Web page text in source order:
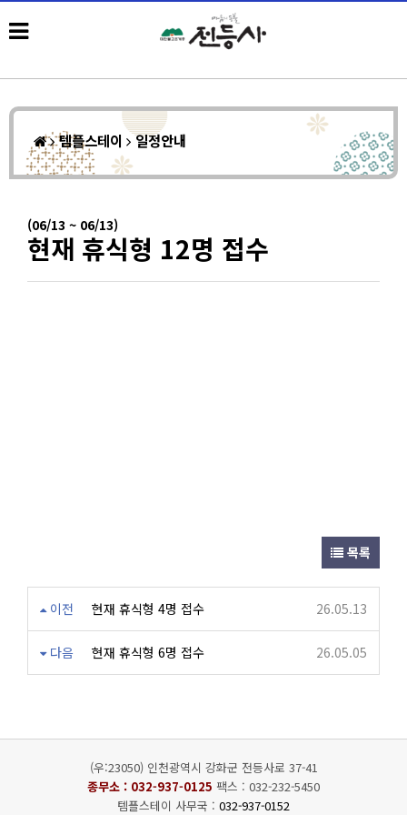
템플스테이 일정안내
(06/13 ~ 06/13)
현재 휴식형 12명 접수
목록
이전 현재 휴식형 4명 접수 26.05.13
다음 현재 휴식형 6명 접수 26.05.05
(우:23050) 인천광역시 강화군 전등사로 37-41
종무소 : 032-937-0125 팩스 : 032-232-5450
템플스테이 사무국 : 032-937-0152